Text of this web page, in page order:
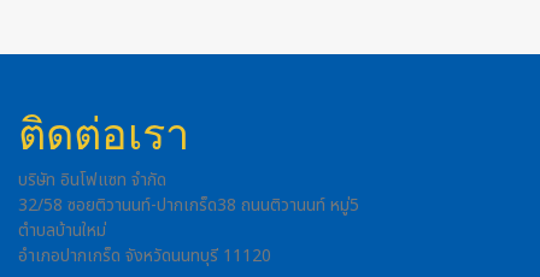
ติดต่อเรา
บริษัท อินโฟแซท จำกัด
32/58 ซอยติวานนท์-ปากเกร็ด38 ถนนติวานนท์ หมู่5
ตำบลบ้านใหม่
อำเภอปากเกร็ด จังหวัดนนทบุรี 11120